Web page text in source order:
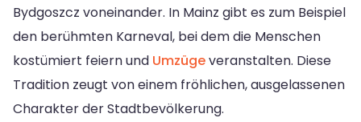
Bydgoszcz voneinander. In Mainz gibt es zum Beispiel
den berühmten Karneval, bei dem die Menschen
kostümiert feiern und Umzügeveranstalten. Diese
Tradition zeugt von einem fröhlichen, ausgelassenen
Charakter der Stadtbevölkerung.